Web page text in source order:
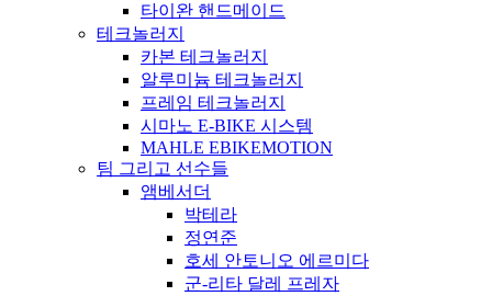
타이완 핸드메이드
테크놀러지
카본 테크놀러지
알루미늄 테크놀러지
프레임 테크놀러지
시마노 E-BIKE 시스템
MAHLE EBIKEMOTION
팀 그리고 선수들
앰베서더
박테라
정연준
호세 안토니오 에르미다
군-리타 달레 프레자